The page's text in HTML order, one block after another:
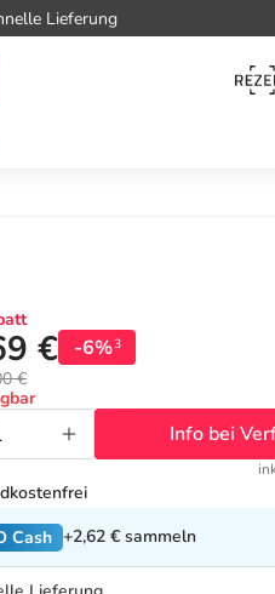
Lieferung
€ -6%3
€
Info bei
Cash +2,62 € sammeln